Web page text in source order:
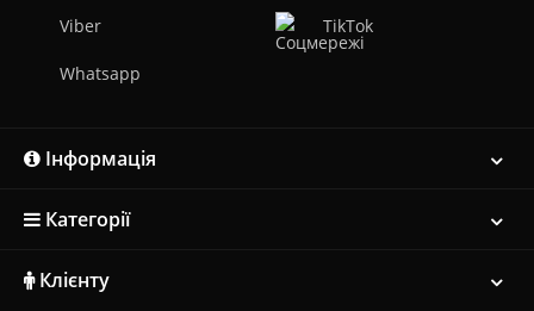
Viber
Whatsapp
TikTok
Інформація
Категорії
Клієнту